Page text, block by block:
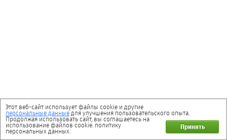
Этот веб-сайт использует файлы cookie и другие
персональные данные для улучшения пользовательского опыта.
Принять
Продолжая использовать сайт, вы соглашаетесь на
использование файлов cookie. политику
персональных данных.